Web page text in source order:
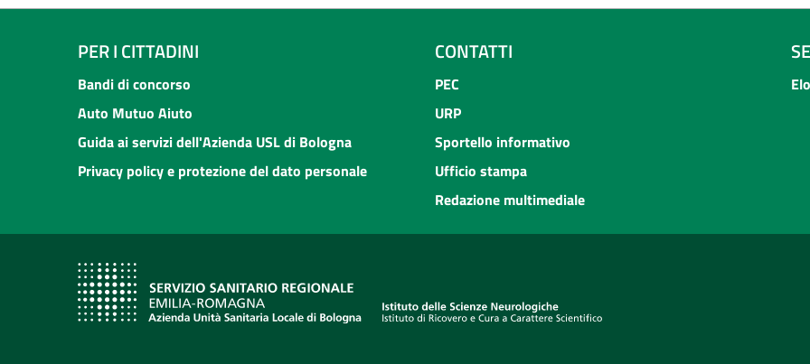
PER I CITTADINI
Bandi di concorso
Auto Mutuo Aiuto
Guida ai servizi dell'Azienda USL di Bologna
Privacy policy e protezione del dato personale
CONTATTI
PEC
URP
Sportello informativo
Ufficio stampa
Redazione multimediale